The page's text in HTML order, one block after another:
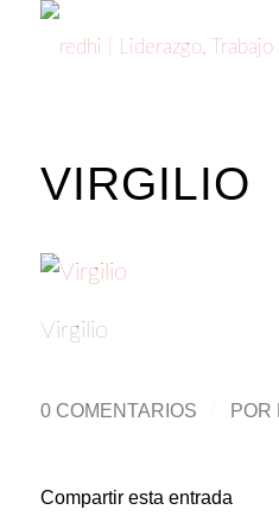
VIRGILIO
Virgilio
0 COMENTARIOS POR
Compartir esta entrada